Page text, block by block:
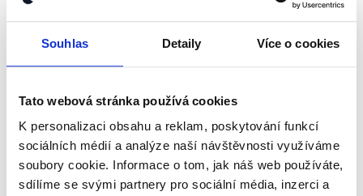
Souhlas Detaily Více o cookies
Tato webová stránka používá cookies
K personalizaci obsahu a reklam, poskytování funkcí
sociálních médií a analýze naší návštěvnosti využíváme
soubory cookie. Informace o tom, jak náš web používáte,
sdílíme se svými partnery pro sociální média, inzerci a
shrnutí nejzajímavějších článků a analýz.
Začněte nás odebírat, a mějte tak
přehled o tom, jaké dezinformace a
nepravdy se zrovna v Česku šíří.
Newsletter WhatsApp